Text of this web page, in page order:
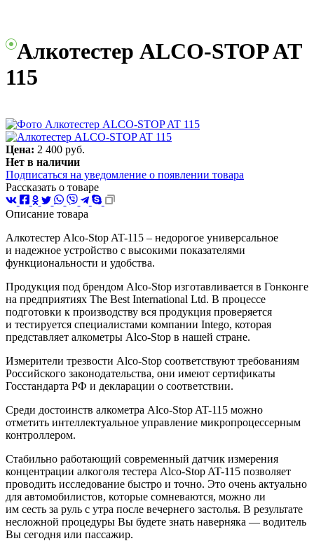
Алкотестер ALCO-STOP AT
115
Цена: 2 400 руб.
Нет в наличии
Подписаться на уведомление о появлении товара
Рассказать о товаре
Описание товара
Алкотестер Alco-Stop AT-115 – недорогое универсальное
и надежное устройство с высокими показателями
функциональности и удобства.
Продукция под брендом Alco-Stop изготавливается в Гонконге
на предприятиях The Best International Ltd. В процессе
подготовки к производству вся продукция проверяется
и тестируется специалистами компании Intego, которая
представляет алкометры Alco-Stop в нашей стране.
Измерители трезвости Alco-Stop соответствуют требованиям
Российского законодательства, они имеют сертификаты
Госстандарта РФ и декларации о соответствии.
Среди достоинств алкометра Alco-Stop AT-115 можно
отметить интеллектуальное управление микропроцессерным
контроллером.
Стабильно работающий современный датчик измерения
концентрации алкоголя тестера Alco-Stop AT-115 позволяет
проводить исследование быстро и точно. Это очень актуально
для автомобилистов, которые сомневаются, можно ли
им сесть за руль с утра после вечернего застолья. В результате
несложной процедуры Вы будете знать наверняка — водитель
Вы сегодня или пассажир.